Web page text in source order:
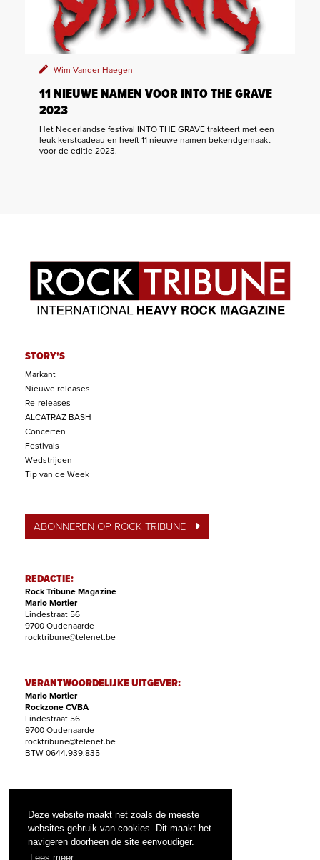
Deze website maakt net zoals de meeste
websites gebruik van cookies. Dit maakt het
navigeren doorheen de site eenvoudiger.
Lees meer
Wim Vander Haegen
11 NIEUWE NAMEN VOOR INTO THE GRAVE
2023
Het Nederlandse festival INTO THE GRAVE trakteert met een
leuk kerstcadeau en heeft 11 nieuwe namen bekendgemaakt
voor de editie 2023.
STORY'S
Markant
Nieuwe releases
Re-releases
ALCATRAZ BASH
Concerten
Festivals
Wedstrijden
Tip van de Week
ABONNEREN OP ROCK TRIBUNE
REDACTIE:
Rock Tribune Magazine
Mario Mortier
Lindestraat 56
9700 Oudenaarde
rocktribune@telenet.be
VERANTWOORDELIJKE UITGEVER:
Mario Mortier
Rockzone CVBA
Lindestraat 56
9700 Oudenaarde
rocktribune@telenet.be
BTW 0644.939.835
Filip Nollet
abonnementen@rock-tribune.com